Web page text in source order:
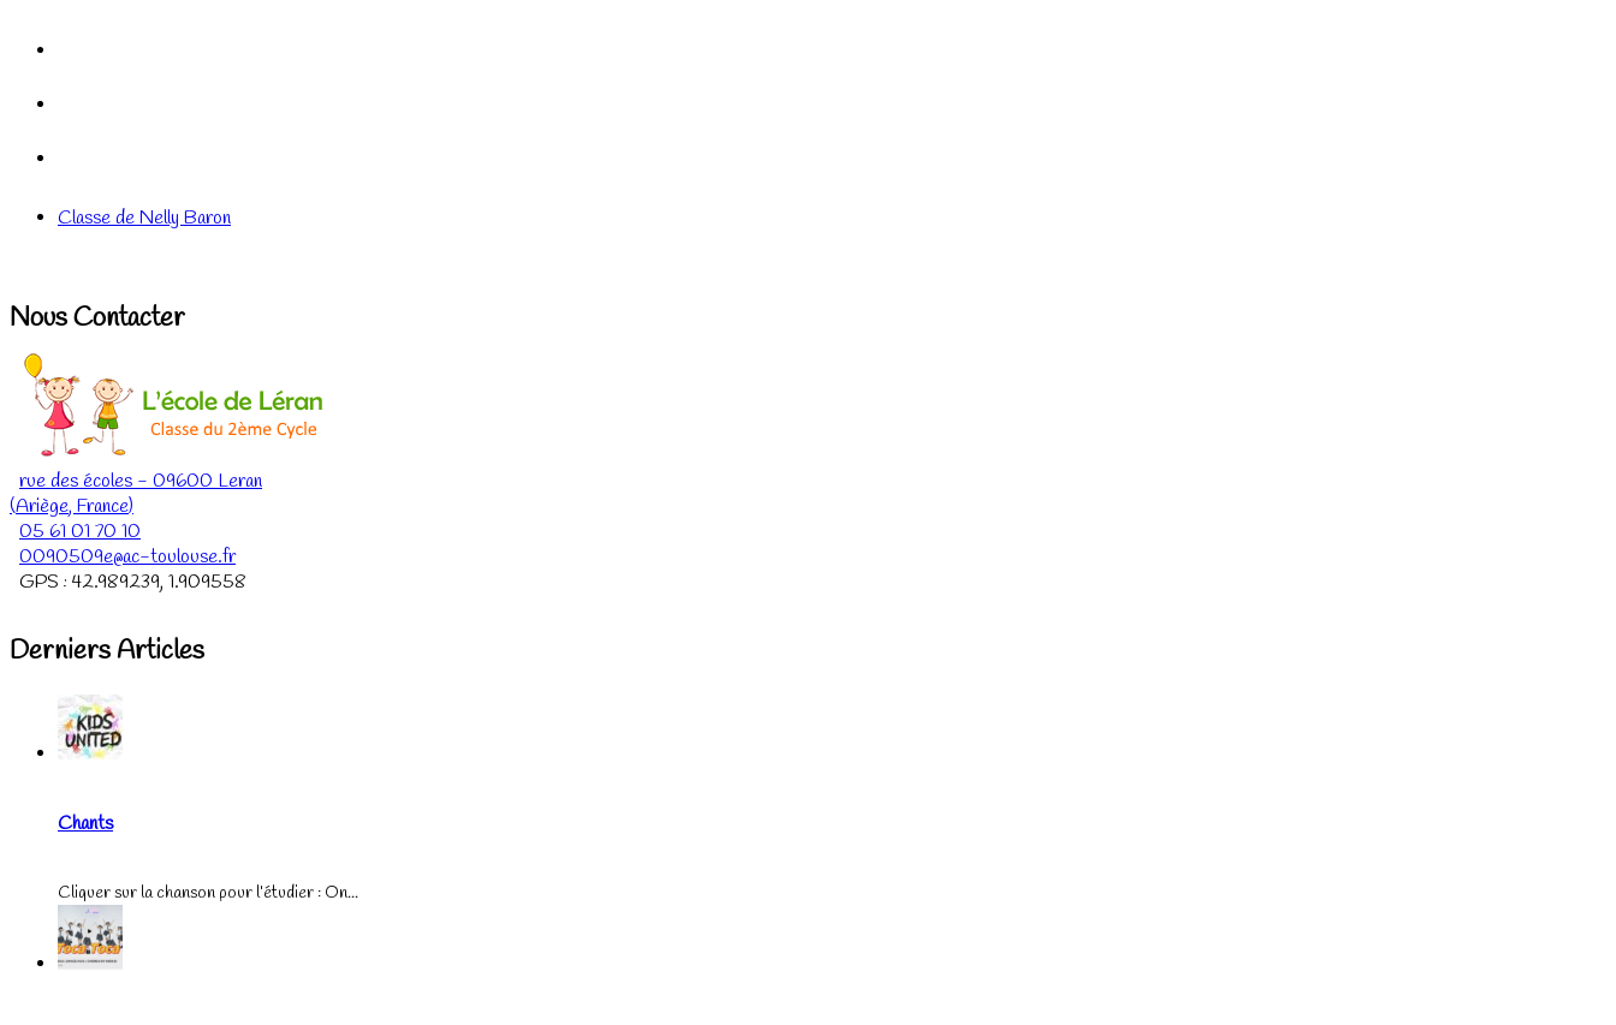
Classe de Nelly Baron
Nous Contacter
rue des écoles - 09600 Leran
(Ariège, France)
05 61 01 70 10
0090509e@ac-toulouse.fr
GPS : 42.989239, 1.909558
Derniers Articles
Chants
Cliquer sur la chanson pour l’étudier : On...